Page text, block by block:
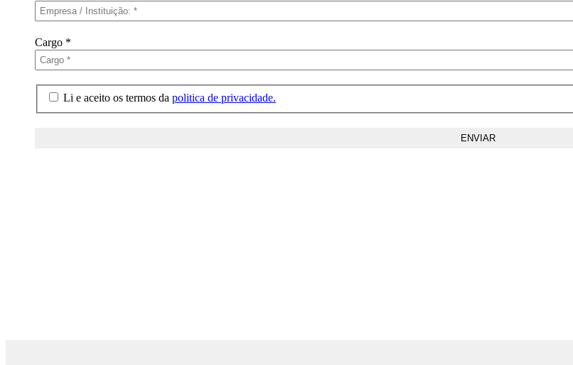
Cargo *
Li e aceito os termos da politica de privacidade.